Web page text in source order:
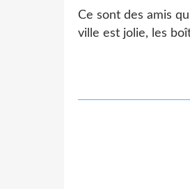
Ce sont des amis
ville est jolie, les